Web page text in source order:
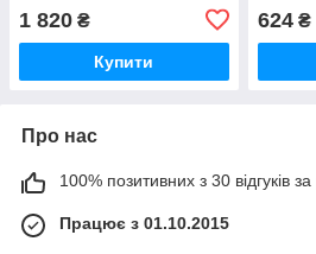
1 820 ₴
Купити
624₴
Про нас
100% позитивних з 30 відгуків за
Працює з 01.10.2015